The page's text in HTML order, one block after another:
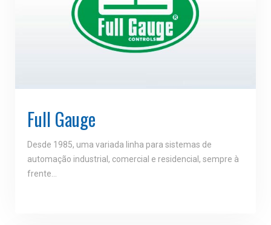
Full Gauge
Desde 1985, uma variada linha para sistemas de
automação industrial, comercial e residencial, sempre à
frente…